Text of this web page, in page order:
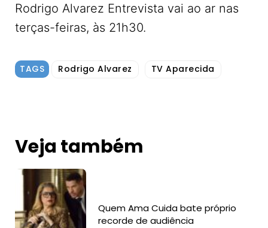
Rodrigo Alvarez Entrevista vai ao ar nas
terças-feiras, às 21h30.
TAGS Rodrigo Alvarez TV Aparecida
Veja também
Quem Ama Cuida bate próprio
recorde de audiência